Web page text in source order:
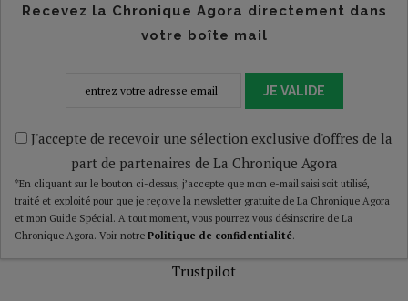
Recevez la Chronique Agora directement dans
votre boîte mail
JE VALIDE
J'accepte de recevoir une sélection exclusive d'offres de la
part de partenaires de La Chronique Agora
*En cliquant sur le bouton ci-dessus, j’accepte que mon e-mail saisi soit utilisé,
traité et exploité pour que je reçoive la newsletter gratuite de La Chronique Agora
et mon Guide Spécial. A tout moment, vous pourrez vous désinscrire de La
Chronique Agora. Voir notre Politique de confidentialité.
Trustpilot